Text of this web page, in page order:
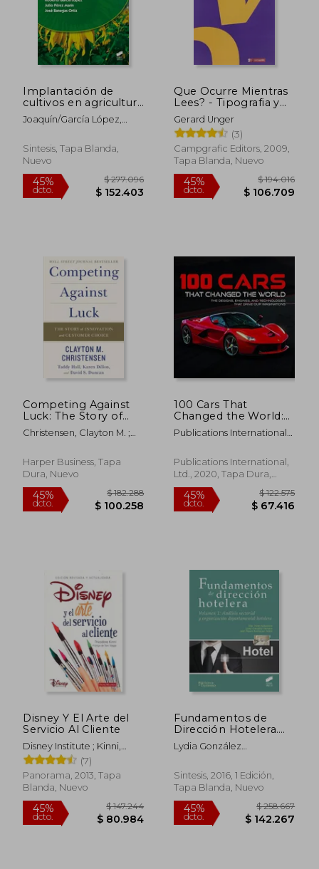
45% 30%
dcto. $
Implantación de
cultivos en agricultura
convencional y
ecológica (Formación
formativos)
Joaquín/García López,
Julio/Banegas Ortiz, José.
Marín Gómez
Sintesis, Tapa Blanda,
Nuevo
45%
dcto. $ 152.403
Que Ocurre Mientras
Lees? - Tipografia y
Legibilidad
Gerard Unger
(3)
Campgrafic Editors, 2009,
Tapa Blanda, Nuevo
dcto. $
Competing Against
Luck: The Story of
Innovation and
Customer Choice (en
Christensen, Clayton M. ;
Harper Business, Tapa
Dura, Nuevo
100 Cars That
Changed the World:
The Designs, Engines,
and Technologies
Imaginations (en
Inglés)
Publications International
Consumer Guide
Publications International,
Ltd., 2020, Tapa Dura,
Nuevo
Disney Y El Arte del
Servicio Al Cliente
Disney Institute ; Kinni,
Theodore
(7)
Panorama, 2013, Tapa
Blanda, Nuevo
Fundamentos de
Dirección Hotelera.
Volumen 1 (Biblioteca
de Turismo)
Lydia González
Ballestero,José M.
Rodríguez Antón
Sintesis, 2016, 1 Edición,
Tapa Blanda, Nuevo